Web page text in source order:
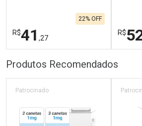
R$41 ,27
22% OFF
FECHAR
Laboratório
FECHAR
Por Menos
R$
Por
Produtos Recomendados
Patrocinado